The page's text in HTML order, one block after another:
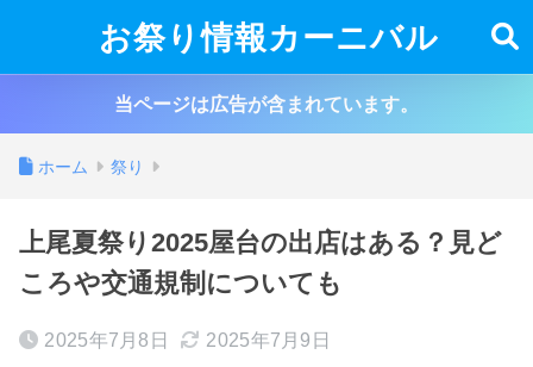
お祭り情報カーニバル
当ページは広告が含まれています。
ホーム 祭り
上尾夏祭り2025屋台の出店はある？見ど
ころや交通規制についても
2025年7月8日 2025年7月9日